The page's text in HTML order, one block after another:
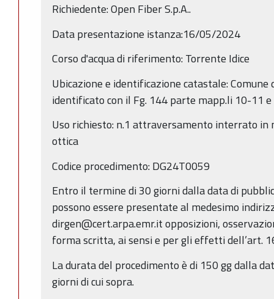
Richiedente: Open Fiber S.p.A..
Data presentazione istanza:16/05/2024
Corso d'acqua di riferimento: Torrente Idice
Ubicazione e identificazione catastale:
identificato con il Fg. 144 parte mapp.li 10-11
Uso richiesto: n.1 attraversamento interrato in
ottica
Codice procedimento: DG24T0059
Entro il termine di 30 giorni dalla data di
possono essere presentate al medesimo
dirgen@cert.arpa.emr.it opposizioni,
forma scritta, ai sensi e per gli effetti dell’art.
La durata del procedimento è di 150 gg dalla
giorni di cui sopra.